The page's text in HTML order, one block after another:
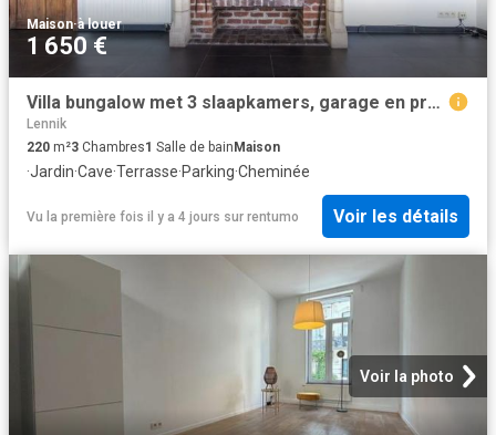
Maison·à louer
1 650 €
Villa bungalow met 3 slaapkamers, garage en prachtige tuin/uitzicht
Lennik
220 m²3 Chambres1 Salle de bain Maison
·Jardin·Cave·Terrasse·Parking·Cheminée
Vu la première fois il y a 4 jours sur rentumo Voir les détails
Voir la photo